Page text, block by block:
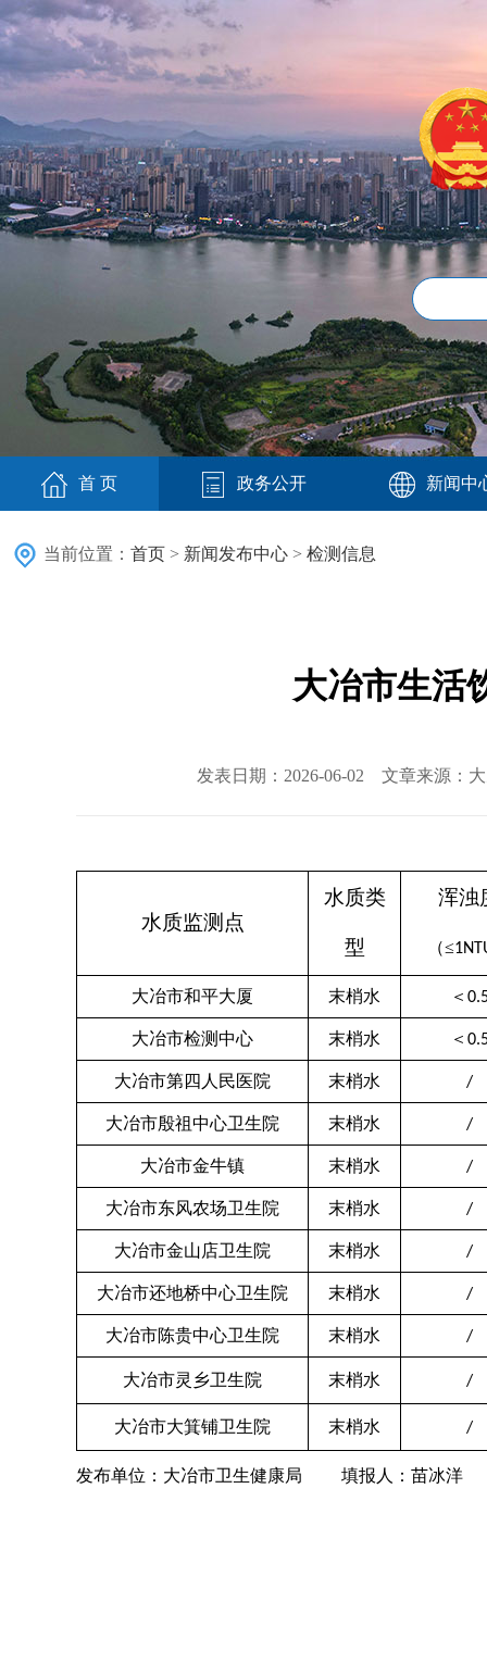
首 页 政务公开 新闻中
当前位置： 首页 > 新闻发布中心 > 检测信息
大冶市生活
发表日期：2026-06-02 文章来源：
水质监测点
水质类
型
浑浊
（≤
大冶市和平大厦 末梢水 ＜
大冶市检测中心 末梢水 ＜
大冶市第四人民医院 末梢水 /
大冶市殷祖中心卫生院 末梢水 /
大冶市金牛镇 末梢水 /
大冶市东风农场卫生院 末梢水 /
大冶市金山店卫生院 末梢水 /
大冶市还地桥中心卫生院 末梢水 /
大冶市陈贵中心卫生院 末梢水 /
大冶市灵乡卫生院 末梢水 /
大冶市大箕铺卫生院 末梢水 /
发布单位：大冶市卫生健康局 填报人：苗冰洋